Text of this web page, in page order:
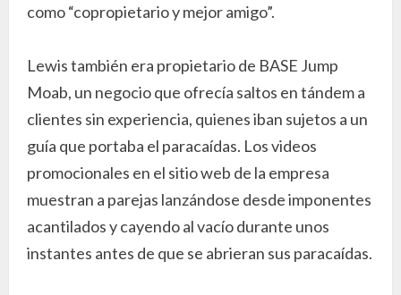
como “copropietario y mejor amigo”.
Lewis también era propietario de BASE Jump
Moab, un negocio que ofrecía saltos en tándem a
clientes sin experiencia, quienes iban sujetos a un
guía que portaba el paracaídas. Los videos
promocionales en el sitio web de la empresa
muestran a parejas lanzándose desde imponentes
acantilados y cayendo al vacío durante unos
instantes antes de que se abrieran sus paracaídas.